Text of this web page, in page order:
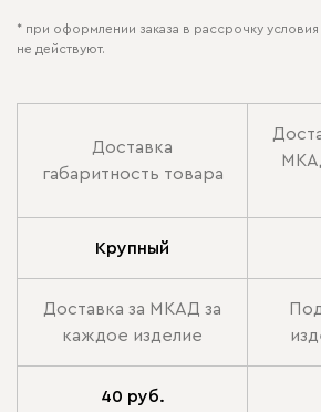
* при оформлении заказа в рассрочку условия
не действуют.
Доставка
габаритность товара
Крупный
Доставка за МКАД за
каждое изделие
40 руб.